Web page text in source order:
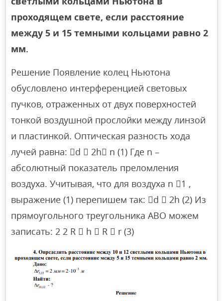
проходящем свете, если расстояние
между 5 и 15 темными кольцами равно 2
мм.
Решение Появление колец Ньютона
обусловлено интерференцией световых
пучков, отраженных от двух поверхностей
тонкой воздушной прослойки между линзой
и пластинкой. Оптическая разность хода
лучей равна: d  2h n (1) Где n –
абсолютный показатель преломления
воздуха. Учитывая, что для воздуха n 1 ,
выражение (1) перепишем так: d  2h (2) Из
прямоугольного треугольника АВО можем
записать: 2 2 R  h  R  r (3)